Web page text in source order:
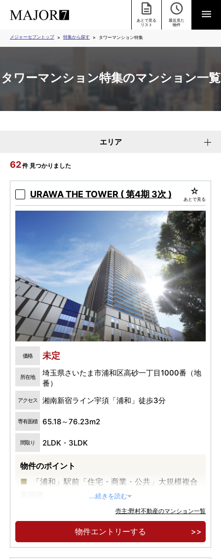
あとで見る
リスト
最近見た
物件
メジャーセブントップ 特集から探す タワーマンション特集
タワーマンション特集のマンション一覧
エリア
62件 見つかりました
URAWA THE TOWER ( 第4期 3次 ) あとで見る
価格 未定
所在地
埼玉県さいたま市浦和区高砂一丁目1000番（地
番）
アクセス 湘南新宿ライン宇須「浦和」徒歩3分
専有面積 65.18～76.23m2
間取り 2LDK・3LDK
物件のポイント
「浦和」駅前「住宅・商業・公共」大規模複合
地上27階建て、全525邸、免震タワーレジデン
ス。
開放的な眺望とこだわりを尽くした上質と暮ら
...続きを読む
売主:野村不動産のマンション一覧
物件エントリーする